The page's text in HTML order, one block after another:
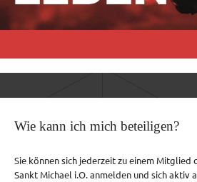
Wie kann ich mich beteiligen?
Sie können sich jederzeit zu einem Mitglied
Sankt Michael i.O. anmelden und sich aktiv